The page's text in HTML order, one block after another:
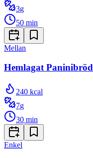
3g
50 min
Mellan
Hemlagat Paninibröd
240 kcal
7g
30 min
Enkel